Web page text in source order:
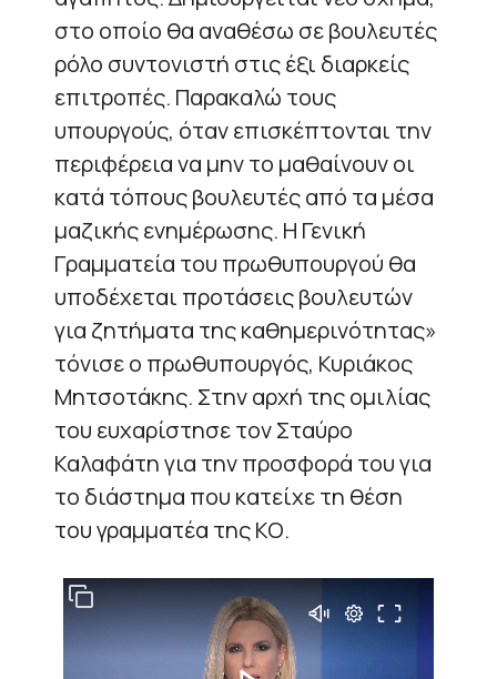
στο οποίο θα αναθέσω σε βουλευτές
ρόλο συντονιστή στις έξι διαρκείς
επιτροπές. Παρακαλώ τους
υπουργούς, όταν επισκέπτονται την
περιφέρεια να μην το μαθαίνουν οι
κατά τόπους βουλευτές από τα μέσα
μαζικής ενημέρωσης. Η Γενική
Γραμματεία του πρωθυπουργού θα
υποδέχεται προτάσεις βουλευτών
για ζητήματα της καθημερινότητας»
τόνισε ο πρωθυπουργός, Κυριάκος
Μητσοτάκης. Στην αρχή της ομιλίας
του ευχαρίστησε τον Σταύρο
Καλαφάτη για την προσφορά του για
το διάστημα που κατείχε τη θέση
του γραμματέα της ΚΟ.